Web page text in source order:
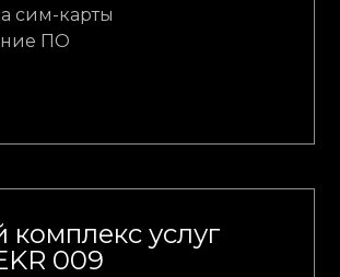
сим-карты
ПО
услуг
009